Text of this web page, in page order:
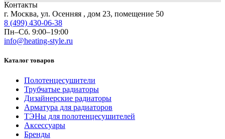
Контакты
г. Москва, ул. Осенняя , дом 23, помещение 50
8 (499) 430-06-38
Пн–Сб. 9:00–19:00
info@heating-style.ru
Каталог товаров
Полотенцесушители
Трубчатые радиаторы
Дизайнерские радиаторы
Арматура для радиаторов
ТЭНы для полотенцесушителей
Аксессуары
Бренды